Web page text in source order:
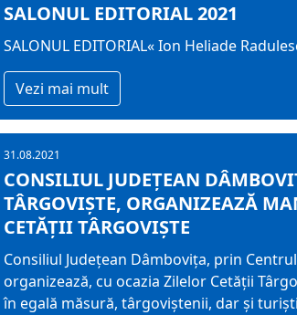
SALONUL EDITORIAL 2021
SALONUL EDITORIAL« Ion Heliade
Vezi mai mult
31.08.2021
CONSILIUL JUDEȚEAN
TÂRGOVIȘTE, ORGANIZEAZĂ
CETĂȚII TÂRGOVIȘTE
Consiliul Județean Dâmbovița, prin
organizează, cu ocazia Zilelor Cetății
în egală măsură, târgoviștenii, dar și